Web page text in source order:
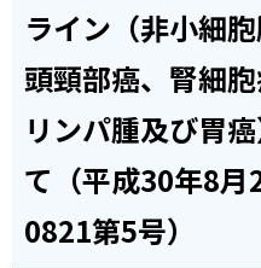
ライン（非小細
頭頸部癌、腎細
リンパ腫及び胃
て（平成30年8
0821第5号）